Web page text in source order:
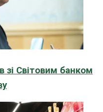
зі Світовим банком